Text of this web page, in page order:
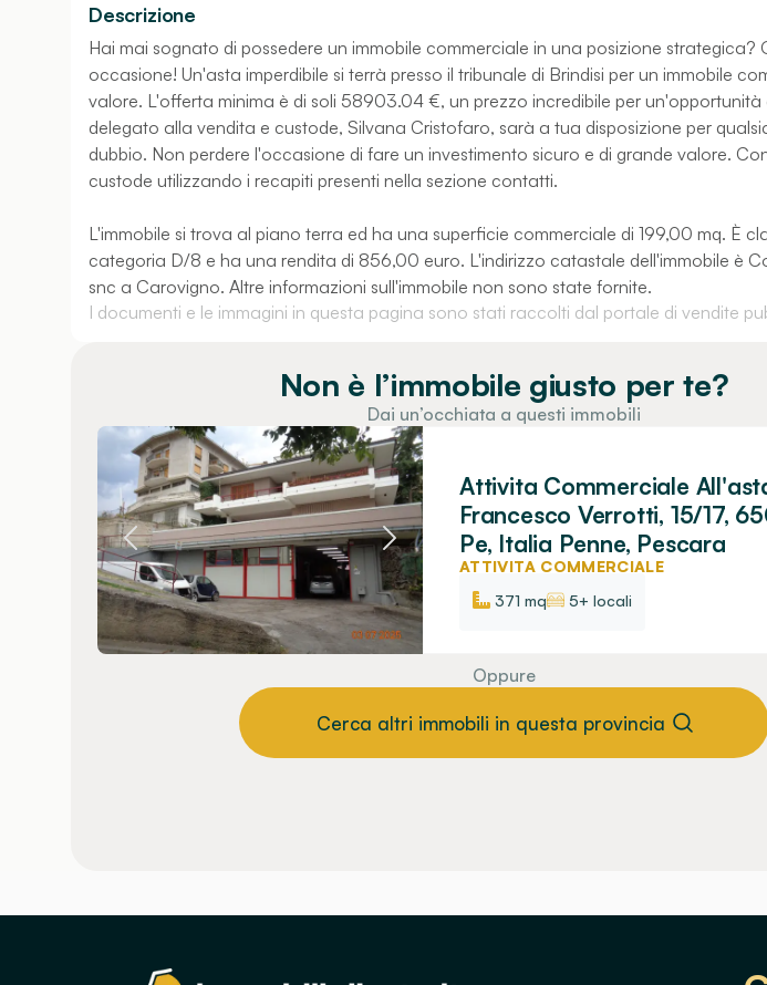
Descrizione
Hai mai sognato di possedere un immobile commerciale in una posizione strategica?
occasione! Un'asta imperdibile si terrà presso il tribunale di Brindisi per un immobile
valore. L'offerta minima è di soli 58903.04 €, un prezzo incredibile per un'opportunità
delegato alla vendita e custode, Silvana Cristofaro, sarà a tua disposizione per
dubbio. Non perdere l'occasione di fare un investimento sicuro e di grande valore.
custode utilizzando i recapiti presenti nella sezione contatti.
L'immobile si trova al piano terra ed ha una superficie commerciale di 199,00 mq. È
categoria D/8 e ha una rendita di 856,00 euro. L'indirizzo catastale dell'immobile è
snc a Carovigno. Altre informazioni sull'immobile non sono state fornite.
I documenti e le immagini in questa pagina sono stati raccolti dal portale di vendite
Non è l’immobile giusto per te?
Dai un’occhiata a questi immobili
Attivita Commerciale
Francesco Verrotti, 15/17,
Pe, Italia Penne, Pescara
ATTIVITA COMMERCIALE
371 mq
5+ locali
Oppure
Cerca altri immobili in questa provincia